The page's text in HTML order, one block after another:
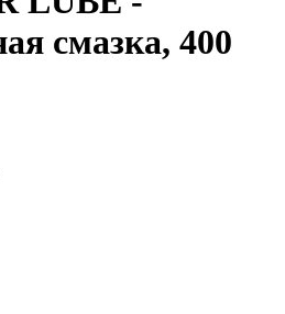
смазка, 400